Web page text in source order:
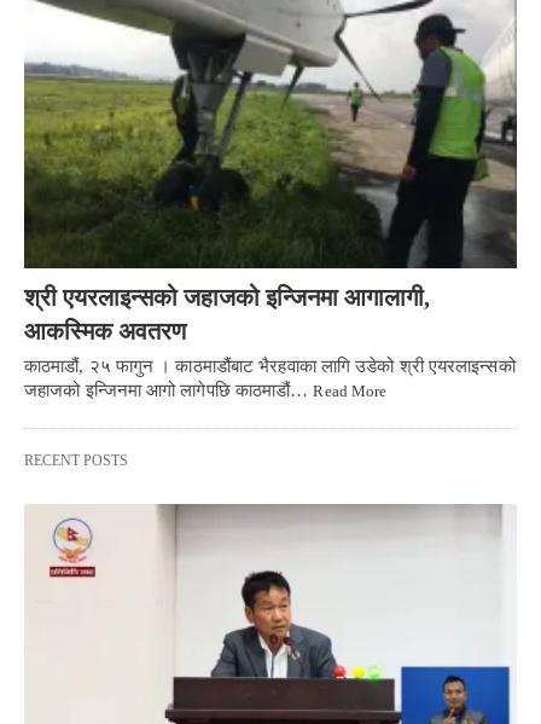
श्री एयरलाइन्सको जहाजको इन्जिनमा आगालागी,
आकस्मिक अवतरण
काठमाडौं, २५ फागुन । काठमाडौंबाट भैरहवाका लागि उडेको श्री एयरलाइन्सको
जहाजको इन्जिनमा आगो लागेपछि काठमाडौं…Read More
RECENT POSTS